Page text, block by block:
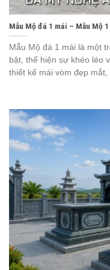
Mẫu Mộ đá 1 mái – Mẫu Mộ
Mẫu Mộ đá 1 mái là một
bật, thể hiện sự khéo léo
thiết kế mái vòm đẹp mắt,